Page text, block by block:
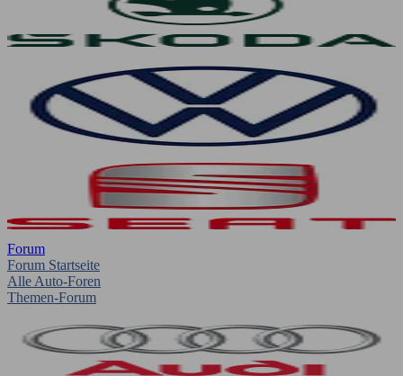
Forum
Forum Startseite
Alle Auto-Foren
Themen-Forum